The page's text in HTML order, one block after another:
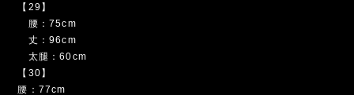
【29】
腰：75cm
丈：96cm
太腿：60cm
【30】
腰：77cm